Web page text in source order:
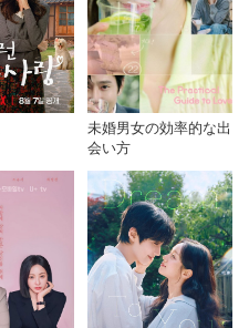
未婚男女の効率的な出
会い方